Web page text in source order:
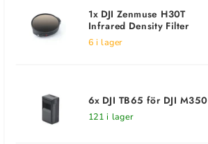
1x DJI Zenmuse H30T
Infrared Density Filter
6 i lager
6x DJI TB65 för DJI M350
121 i lager